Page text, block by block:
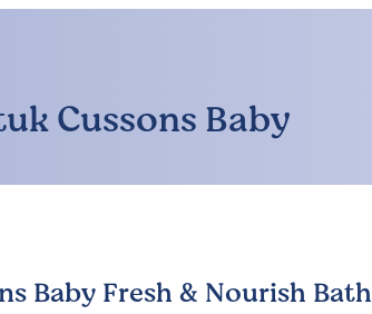
Cussons Baby
Baby Fresh & Nourish Bath